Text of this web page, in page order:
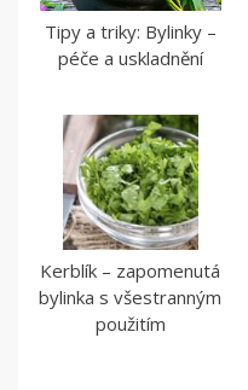
Tipy a triky: Bylinky –
péče a uskladnění
Kerblík – zapomenutá
bylinka s všestranným
použitím